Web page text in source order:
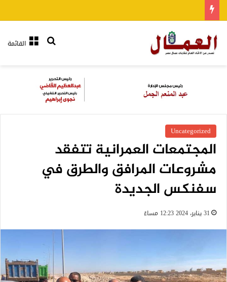
القائمةبحث عن
Uncategorized
المجتمعات العمرانية تتفقد
مشروعات المرافق والطرق في
سفنكس الجديدة
31 يناير، 2024 12:23 مساءً